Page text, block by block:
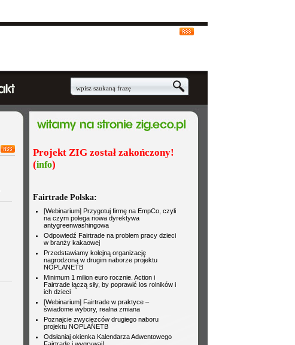
Projekt ZIG został zakończony!
(info)
Fairtrade Polska: